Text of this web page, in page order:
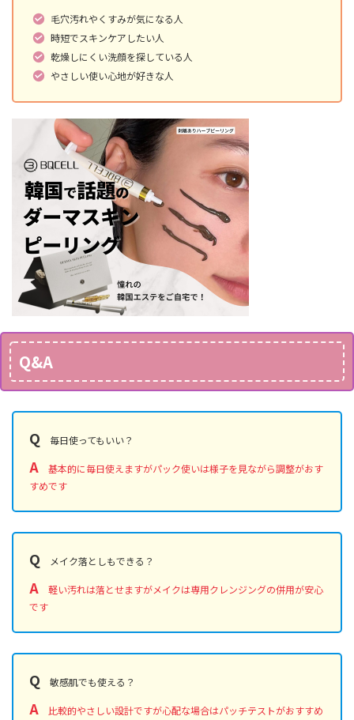
毛穴汚れやくすみが気になる人
時短でスキンケアしたい人
乾燥しにくい洗顔を探している人
やさしい使い心地が好きな人
Q&A
Q 毎日使ってもいい？
A 基本的に毎日使えますがパック使いは様子を見ながら調整がおす
すめです
Q メイク落としもできる？
A 軽い汚れは落とせますがメイクは専用クレンジングの併用が安心
です
Q 敏感肌でも使える？
A 比較的やさしい設計ですが心配な場合はパッチテストがおすすめ